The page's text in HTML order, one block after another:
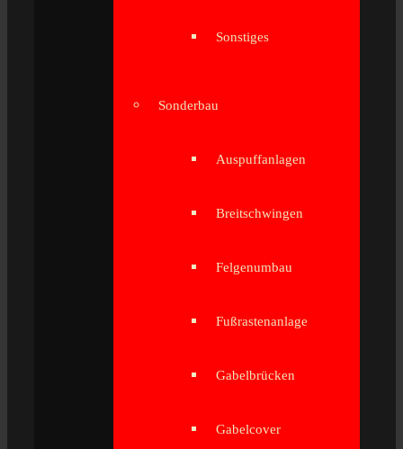
Sonstiges
Sonderbau
Auspuffanlagen
Breitschwingen
Felgenumbau
Fußrastenanlage
Gabelbrücken
Gabelcover